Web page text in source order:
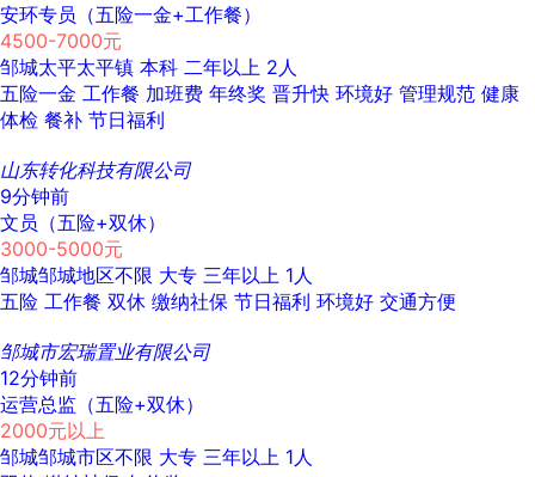
安环专员（五险一金+工作餐）
4500-7000元
邹城太平太平镇 本科 二年以上 2人
五险一金 工作餐 加班费 年终奖 晋升快 环境好 管理规范 健康
体检 餐补 节日福利
山东转化科技有限公司
9分钟前
文员（五险+双休）
3000-5000元
邹城邹城地区不限 大专 三年以上 1人
五险 工作餐 双休 缴纳社保 节日福利 环境好 交通方便
邹城市宏瑞置业有限公司
12分钟前
运营总监（五险+双休）
2000元以上
邹城邹城市区不限 大专 三年以上 1人